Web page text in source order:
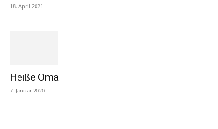
18. April 2021
Heiße Oma
7. Januar 2020